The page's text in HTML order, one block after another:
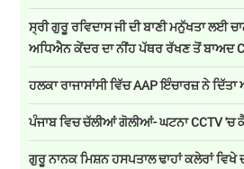
ਸ੍ਰੀ ਗੁਰੂ ਰਵਿਦਾਸ ਜੀ ਦੀ ਬਾਣੀ ਮਨੁੱਖਤਾ ਲਈ
ਅਧਿਐਨ ਕੇਂਦਰ ਦਾ ਨੀਂਹ ਪੱਥਰ ਰੱਖਣ ਤੋਂ ਬਾਅਦ
ਹਲਕਾ ਰਾਜਾਸਾਂਸੀ ਵਿੱਚ AAP ਇੰਚਾਰਜ਼ ਨੇ ਦਿੱਤਾ
ਪੰਜਾਬ ਵਿਚ ਚੱਲੀਆਂ ਗੋਲੀਆਂ- ਘਟਨਾ CCTV 'ਚ
ਗੁਰੂ ਨਾਨਕ ਮਿਸ਼ਨ ਹਸਪਤਾਲ ਢਾਹਾਂ ਕਲੇਰਾਂ ਵਿਖੇ